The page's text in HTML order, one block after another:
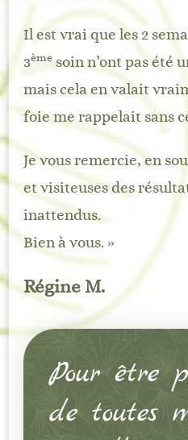
Il est vrai que les 2
3èmesoin n’ont pas été
mais cela en valait
foie me rappelait sans
Je vous remercie, en
et visiteuses des
inattendus.
Bien à vous. »
Régine M.
Pour être
de toutes